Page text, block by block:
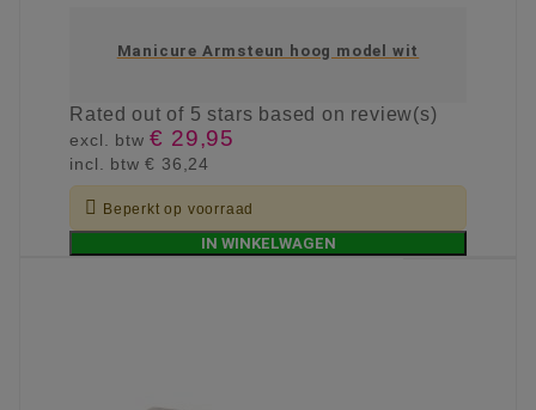
Manicure Armsteun hoog model wit
Ratedout of 5 stars based on review(s)
excl. btw€ 29,95
incl. btw€ 36,24
 Beperkt op voorraad
IN WINKELWAGEN